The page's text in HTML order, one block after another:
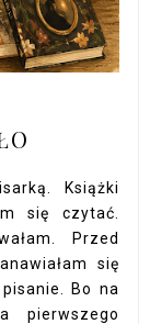
Książki
się czytać.
Przed
się
Bo na
pierwszego